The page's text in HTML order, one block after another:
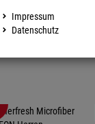
FARBE
Impressum
Datenschutz